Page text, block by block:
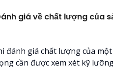
giá về chất lượng của
đánh giá chất lượng của
cần được xem xét kỹ